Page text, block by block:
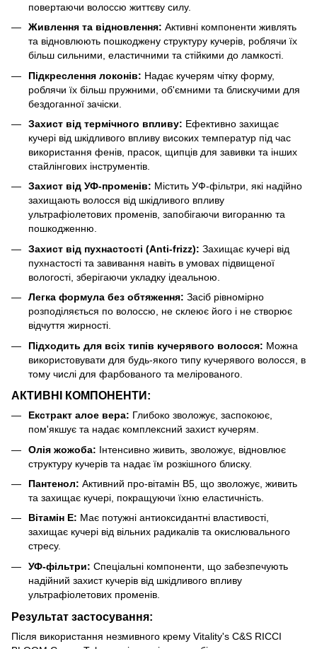
повертаючи волоссю життєву силу.
Живлення та відновлення: Активні компоненти живлять
та відновлюють пошкоджену структуру кучерів, роблячи їх
більш сильними, еластичними та стійкими до ламкості.
Підкреслення локонів: Надає кучерям чітку форму,
роблячи їх більш пружними, об'ємними та блискучими для
бездоганної зачіски.
Захист від термічного впливу: Ефективно захищає
кучері від шкідливого впливу високих температур під час
використання фенів, прасок, щипців для завивки та інших
стайлінгових інструментів.
Захист від УФ-променів: Містить УФ-фільтри, які надійно
захищають волосся від шкідливого впливу
ультрафіолетових променів, запобігаючи вигоранню та
пошкодженню.
Захист від пухнастості (Anti-frizz): Захищає кучері від
пухнастості та завивання навіть в умовах підвищеної
вологості, зберігаючи укладку ідеальною.
Легка формула без обтяження: Засіб рівномірно
розподіляється по волоссю, не склеює його і не створює
відчуття жирності.
Підходить для всіх типів кучерявого волосся: Можна
використовувати для будь-якого типу кучерявого волосся, в
тому числі для фарбованого та мелірованого.
АКТИВНІ КОМПОНЕНТИ:
Екстракт алое вера: Глибоко зволожує, заспокоює,
пом'якшує та надає комплексний захист кучерям.
Олія жожоба: Інтенсивно живить, зволожує, відновлює
структуру кучерів та надає їм розкішного блиску.
Пантенол: Активний про-вітамін B5, що зволожує, живить
та захищає кучері, покращуючи їхню еластичність.
Вітамін E: Має потужні антиоксидантні властивості,
захищає кучері від вільних радикалів та окислювального
стресу.
УФ-фільтри: Спеціальні компоненти, що забезпечують
надійний захист кучерів від шкідливого впливу
ультрафіолетових променів.
Результат застосування:
Після використання незмивного крему Vitality's C&S RICCI